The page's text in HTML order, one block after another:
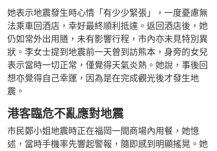
她表示地震發生時心情「有少少緊張」，一度憂慮無
法乘車回酒店，幸好最終順利抵達。返回酒店後，她
仍如常外出用膳，未有影響行程，市內亦未見特別異
狀。李女士提到地震前一天曾到訪熊本，身旁的女兒
表示當時一切正常，僅覺得天氣炎熱。她說，事後回
想亦覺得自己幸運，因為是在完成觀光後才發生地
震。
港客臨危不亂應對地震
市民鄭小姐地震時正在福岡一間商場內用餐，她憶
述，當時手機率先響起警報，隨即感到明顯搖晃。她